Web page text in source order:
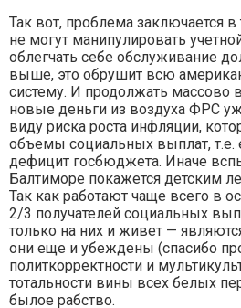
Так вот, проблема заключается
не могут манипулировать
облегчать себе обслуживание
выше, это обрушит всю
систему. И продолжать массово
новые деньги из воздуха ФРС
виду риска роста инфляции,
объемы социальных выплат,
дефицит госбюджета. Иначе
Балтиморе покажется детским
Так как работают чаще всего в
2/3 получателей социальных
только на них и живет —
они еще и убеждены (спасибо
политкорректности и
тотальности вины всех белых
былое рабство.